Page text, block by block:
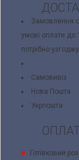
Замовлення
умові оплати до
потрібно
Самовивіз
Нова Пошта
Укрпошта
Готівковий